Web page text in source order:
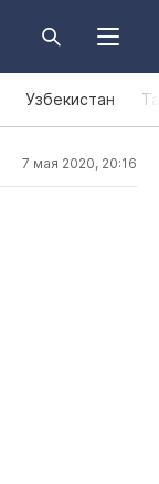
Узбекистан
7 мая 2020, 20:16